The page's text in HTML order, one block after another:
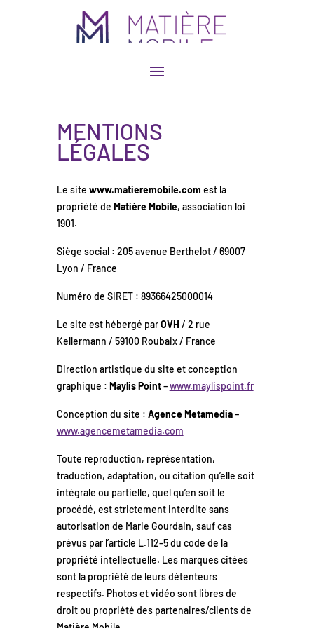
MENTIONS
LÉGALES
Le site www.matieremobile.com est la
propriété de Matière Mobile, association loi
1901.
Siège social : 205 avenue Berthelot / 69007
Lyon / France
Numéro de SIRET : 89366425000014
Le site est hébergé parOVH / 2 rue
Kellermann / 59100 Roubaix/ France
Direction artistique du site et conception
graphique : Maylis Point–www.maylispoint.fr
Conception du site : Agence Metamedia–
www.agencemetamedia.com
Toute reproduction, représentation,
traduction, adaptation, ou citation qu’elle soit
intégrale ou partielle, quel qu’en soit le
procédé, est strictement interdite sans
autorisation de Marie Gourdain, sauf cas
prévus par l’article L.112-5 du code de la
propriété intellectuelle. Les marques citées
sont la propriété de leurs détenteurs
respectifs. Photos et vidéo sont libres de
droit ou propriété des partenaires/clients de